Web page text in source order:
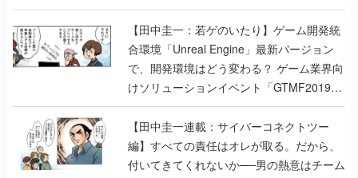
のいたり】
【田中圭一：若ゲのいたり】ゲーム開発統
合環境「Unreal Engine」最新バージョン
で、開発環境はどう変わる？ ゲーム業界向
けソリューションイベント「GTMF2019」
に行って、より理解を深めよう【PR】
【田中圭一連載：サイバーコネクトツー
編】すべての責任はオレが取る。だから、
付いてきてくれないか──男の熱意はチーム